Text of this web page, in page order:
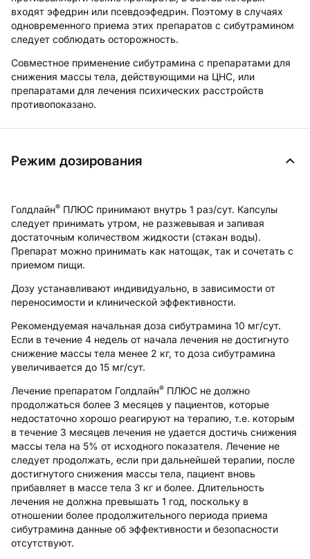
входят эфедрин или псевдоэфедрин. Поэтому в случаях
одновременного приема этих препаратов с сибутрамином
следует соблюдать осторожность.
Совместное применение сибутрамина с препаратами для
снижения массы тела, действующими на ЦНС, или
препаратами для лечения психических расстройств
противопоказано.
Режим дозирования
Голдлайн® ПЛЮС принимают внутрь 1 раз/сут. Капсулы
следует принимать утром, не разжевывая и запивая
достаточным количеством жидкости (стакан воды).
Препарат можно принимать как натощак, так и сочетать с
приемом пищи.
Дозу устанавливают индивидуально, в зависимости от
переносимости и клинической эффективности.
Рекомендуемая начальная доза сибутрамина 10 мг/сут.
Если в течение 4 недель от начала лечения не достигнуто
снижение массы тела менее 2 кг, то доза сибутрамина
увеличивается до 15 мг/сут.
Лечение препаратом Голдлайн® ПЛЮС не должно
продолжаться более 3 месяцев у пациентов, которые
недостаточно хорошо реагируют на терапию, т.е. которым
в течение 3 месяцев лечения не удается достичь снижения
массы тела на 5% от исходного показателя. Лечение не
следует продолжать, если при дальнейшей терапии, после
достигнутого снижения массы тела, пациент вновь
прибавляет в массе тела 3 кг и более. Длительность
лечения не должна превышать 1 год, поскольку в
отношении более продолжительного периода приема
сибутрамина данные об эффективности и безопасности
отсутствуют.